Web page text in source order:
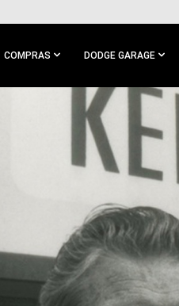
COMPRAS DODGE GARAGE